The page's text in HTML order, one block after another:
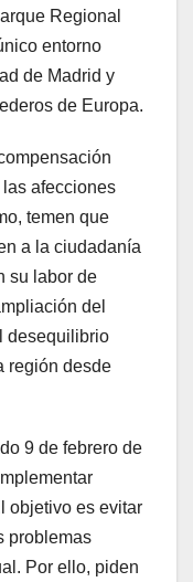
Regional
entorno
de Madrid y
de Europa.
afecciones
temen que
a la ciudadanía
su labor de
del
desequilibrio
región desde
9 de febrero de
objetivo es evitar
problemas
Por ello, piden